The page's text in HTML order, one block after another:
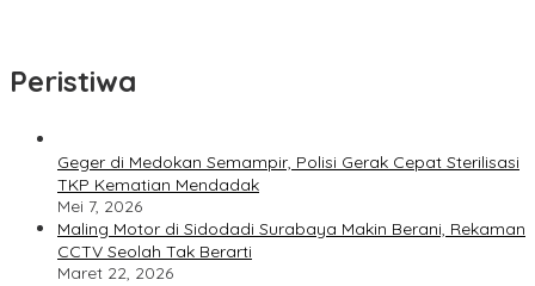
Peristiwa
Geger di Medokan Semampir, Polisi Gerak Cepat Sterilisasi
TKP Kematian Mendadak
Mei 7, 2026
Maling Motor di Sidodadi Surabaya Makin Berani, Rekaman
CCTV Seolah Tak Berarti
Maret 22, 2026